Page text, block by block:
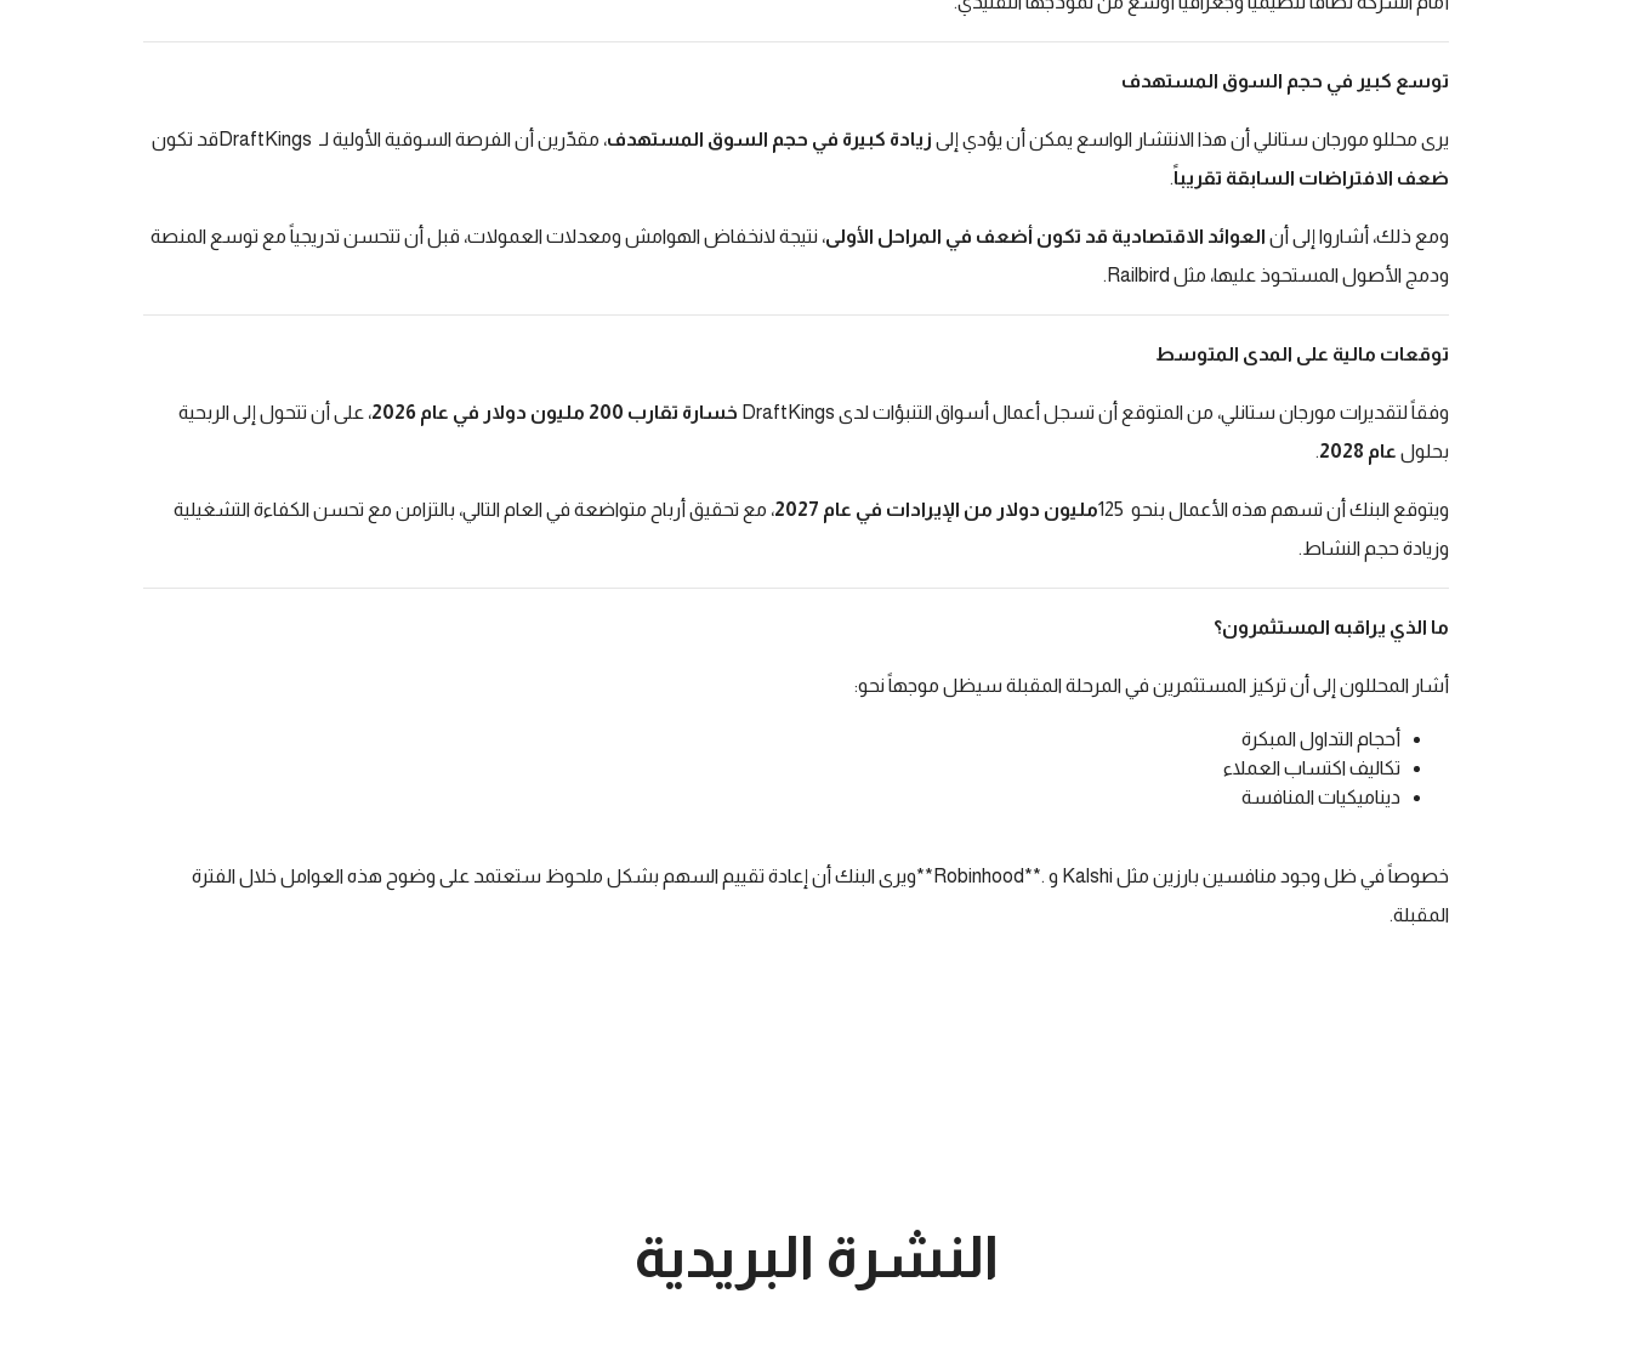
توسع كبير في حجم السوق المستهدف
يرى محللو مورجان ستانلي أن هذا الانتشار الواسع يمكن أن يؤدي إلى زيادة كبيرة في حجم السوق المستهدف، مقدّرين أن الفرصة السوقية الأولية لـ DraftKings قد تكون
ضعف الافتراضات السابقة تقريباً.
ومع ذلك، أشاروا إلى أن العوائد الاقتصادية قد تكون أضعف في المراحل الأولى، نتيجة لانخفاض الهوامش ومعدلات العمولات، قبل أن تتحسن تدريجياً مع توسع المنصة
ودمج الأصول المستحوذ عليها، مثل Railbird
.
توقعات مالية على المدى المتوسط
وفقاً لتقديرات مورجان ستانلي، من المتوقع أن تسجل أعمال أسواق التنبؤات لدى DraftKings خسارة تقارب 200 مليون دولار في عام 2026
، على أن تتحول إلى الربحية
بحلول عام 2028 .
ويتوقع البنك أن تسهم هذه الأعمال بنحو 125مليون دولار من الإيرادات في عام 2027
، مع تحقيق أرباح متواضعة في العام التالي، بالتزامن مع تحسن الكفاءة التشغيلية
وزيادة حجم النشاط.
ما الذي يراقبه المستثمرون؟
أشار المحللون إلى أن تركيز المستثمرين في المرحلة المقبلة سيظل موجهاً نحو:
أحجام التداول المبكرة
تكاليف اكتساب العملاء
ديناميكيات المنافسة
خصوصاً في ظل وجود منافسين بارزين مثل Kalshi و **Robinhood**.ويرى البنك أن إعادة تقييم السهم بشكل ملحوظ ستعتمد على وضوح هذه العوامل خلال الفترة
المقبلة.
النشرة البريدية